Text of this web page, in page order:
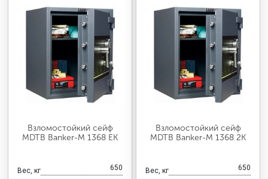
Взломостойкий сейф
MDTB Banker-M 1368 EK
Вес, кг 650
Взломостойкий сейф
MDTB Banker-M 1368 2K
Вес, кг 650